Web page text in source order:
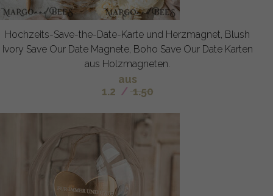
Hochzeits-Save-the-Date-Karte und Herzmagnet, Blush
Ivory Save Our Date Magnete, Boho Save Our Date Karten
aus Holzmagneten.
aus
1.2 / 1.50